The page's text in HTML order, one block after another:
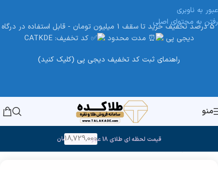
عبور به ناوبری
رفتن به محتوای اصلی
5 درصد تخفیف خرید تا سقف 1 میلیون تومان - قابل استفاده در درگاه
دیجی پی
مدت محدود
کد تخفیف: CATKDE
راهنمای ثبت کد تخفیف دیجی پی (کلیک کنید)
منو
تومان18,729,000 قیمت لحظه ای طلای 18 عیار: